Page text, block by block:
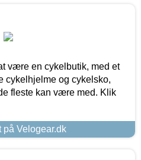
være en cykelbutik, med et
cykelhjelme og cykelsko,
fleste kan være med. Klik
på Velogear.dk